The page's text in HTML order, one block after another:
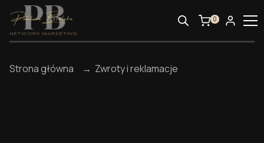
0
Strona główna → Zwroty i reklamacje